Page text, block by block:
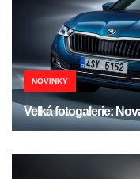
NOVINKY
Velká fotogalerie: